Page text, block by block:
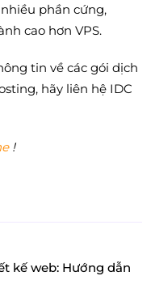
phần cứng,
cao hơn VPS.
tin về các gói dịch
hãy liên hệ IDC
!
kế web: Hướng dẫn